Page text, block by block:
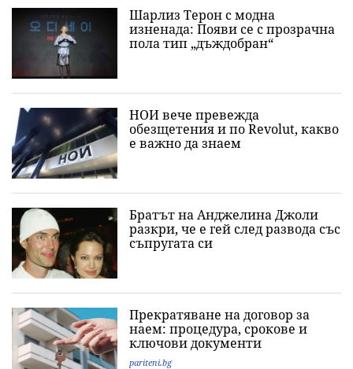
Шарлиз Терон с модна
изненада: Появи се с прозрачна
пола тип „дъждобран“
НОИ вече превежда
обезщетения и по Revolut, какво
е важно да знаeм
Братът на Анджелина Джоли
разкри, че е гей след развода със
съпругата си
Прекратяване на договор за
наем: процедура, срокове и
ключови документи
pariteni.bg